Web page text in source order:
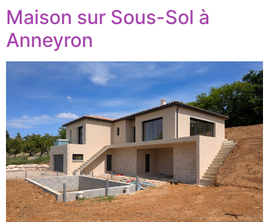
Maison sur Sous-Sol à
Anneyron